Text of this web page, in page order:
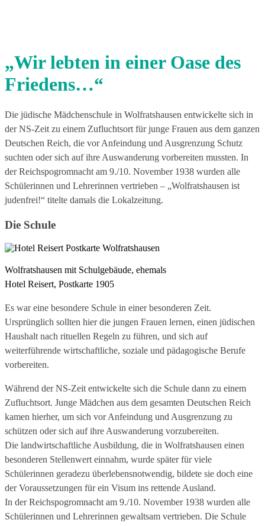
„Wir lebten in einer Oase des
Friedens…“
Die jüdische Mädchenschule in Wolfratshausen entwickelte sich in
der NS-Zeit zu einem Zufluchtsort für junge Frauen aus dem ganzen
Deutschen Reich, die vor Anfeindung und Ausgrenzung Schutz
suchten oder sich auf ihre Auswanderung vorbereiten mussten. In
der Reichspogromnacht am 9./10. November 1938 wurden alle
Schülerinnen und Lehrerinnen vertrieben – „Wolfratshausen ist
judenfrei!“ titelte damals die Lokalzeitung.
Die Schule
Wolfratshausen mit Schulgebäude, ehemals
Hotel Reisert, Postkarte 1905
Es war eine besondere Schule in einer besonderen Zeit.
Ursprünglich sollten hier die jungen Frauen lernen, einen jüdischen
Haushalt nach rituellen Regeln zu führen, und sich auf
weiterführende wirtschaftliche, soziale und pädagogische Berufe
vorbereiten.
Während der NS-Zeit entwickelte sich die Schule dann zu einem
Zufluchtsort. Junge Mädchen aus dem gesamten Deutschen Reich
kamen hierher, um sich vor Anfeindung und Ausgrenzung zu
schützen oder sich auf ihre Auswanderung vorzubereiten.
Die landwirtschaftliche Ausbildung, die in Wolfratshausen einen
besonderen Stellenwert einnahm, wurde später für viele
Schülerinnen geradezu überlebensnotwendig, bildete sie doch eine
der Voraussetzungen für ein Visum ins rettende Ausland.
In der Reichspogromnacht am 9./10. November 1938 wurden alle
Schülerinnen und Lehrerinnen gewaltsam vertrieben. Die Schule